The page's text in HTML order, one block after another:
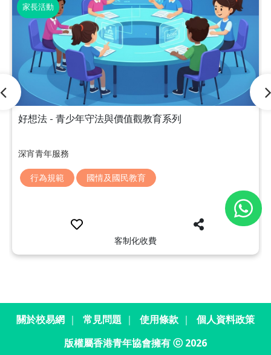
家長活動
好想法 - 青少年守法與價值觀教育系列
深宵青年服務
行為規範 國情及國民教育
客制化收費
版權屬香港青年協會擁有 ⓒ 2026
關於校易網 ｜ 常見問題 ｜ 使用條款 ｜ 個人資料政策